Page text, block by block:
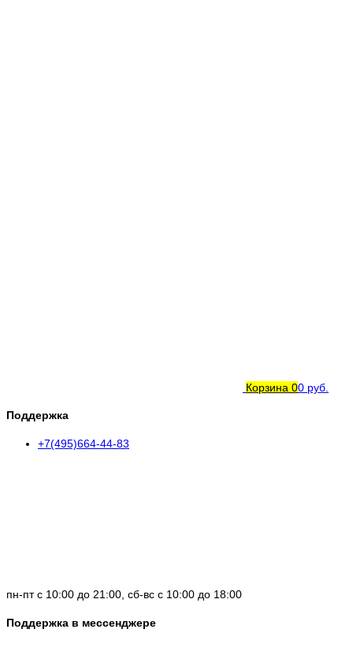
Корзина 00 руб.
Поддержка
+7(495)664-44-83
пн-пт с 10:00 до 21:00, сб-вс с 10:00 до 18:00
Поддержка в мессенджере